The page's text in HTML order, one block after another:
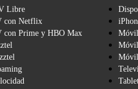
Libre
con Netflix
con Prime y HBO Max